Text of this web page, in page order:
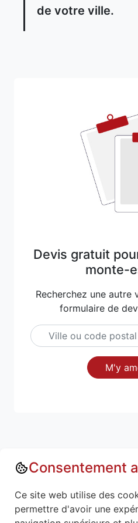
de votre ville.
Devis gratuit
monte-
Recherchez une autre
formulaire de
M'y
Annuaire : Monte escalier
Saint-Thomas (02820)
Consentement
Ce site web utilise des
permettre d'avoir une